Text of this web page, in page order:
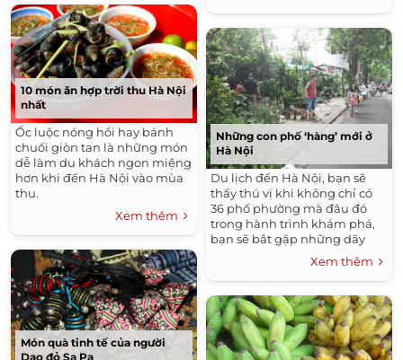
10 món ăn hợp trời thu Hà Nội
nhất
Ốc luộc nóng hổi hay bánh
chuối giòn tan là những món
dễ làm du khách ngon miệng
hơn khi đến Hà Nội vào mùa
thu.
Xem thêm
Món quà tinh tế của người
Dao đỏ Sa Pa
Những con phố ‘hàng’ mới ở
Hà Nội
Du lịch đến Hà Nội, bạn sẽ
thấy thú vị khi không chỉ có
36 phố phường mà đâu đó
trong hành trình khám phá,
bạn sẽ bắt gặp những dãy
phố chỉ chuyên bán một mặt
hàng, tạo ra những điểm
nhấn khó quên.
Xem thêm